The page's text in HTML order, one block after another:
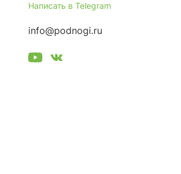
Написать в Telegram
info@podnogi.ru